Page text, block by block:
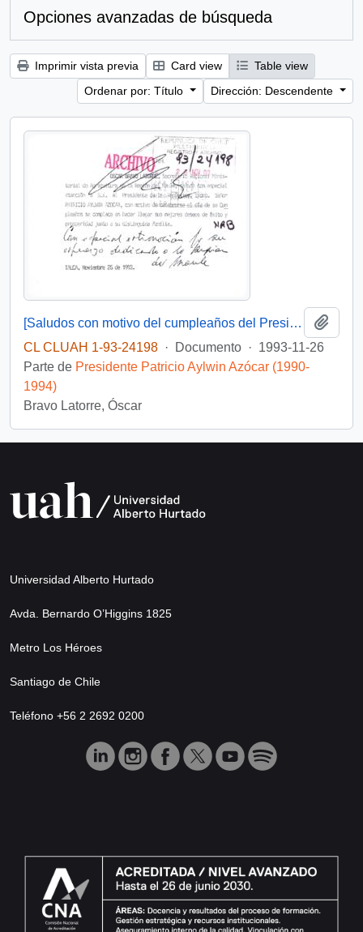
Opciones avanzadas de búsqueda
Imprimir vista previa Card view
Table view
Ordenar por: Título
Dirección: Descendente
[Saludos con motivo del cumpleaños del Presidente]
CL CLUAH 1-93-24198 · Documento · 1993-11-26
Parte de Presidente Patricio Aylwin Azócar (1990-
1994)
Bravo Latorre, Óscar
Universidad Alberto Hurtado
Avda. Bernardo O’Higgins 1825
Metro Los Héroes
Santiago de Chile
Teléfono +56 2 2692 0200